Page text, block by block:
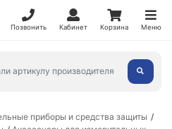
Позвонить Кабинет Корзина Меню
приборы и средства защиты